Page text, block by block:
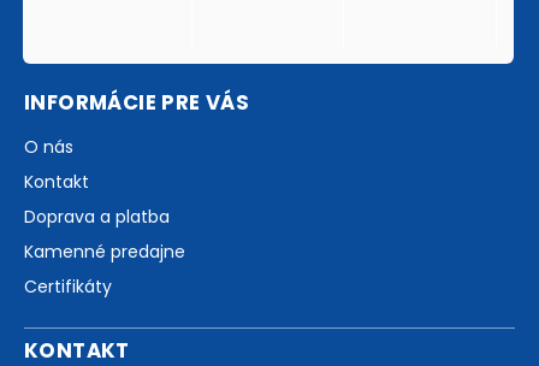
INFORMÁCIE PRE VÁS
O nás
Kontakt
Doprava a platba
Kamenné predajne
Certifikáty
KONTAKT